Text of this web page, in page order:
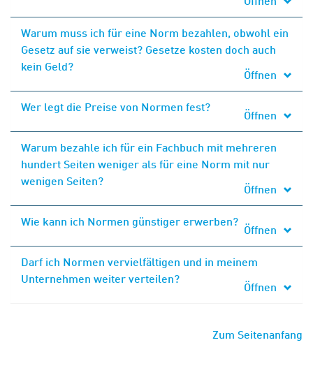
Warum muss ich für eine Norm bezahlen, obwohl ein
Gesetz auf sie verweist? Gesetze kosten doch auch
kein Geld?
Öffnen
Wer legt die Preise von Normen fest?
Öffnen
Warum bezahle ich für ein Fachbuch mit mehreren
hundert Seiten weniger als für eine Norm mit nur
wenigen Seiten?
Öffnen
Wie kann ich Normen günstiger erwerben?
Öffnen
Darf ich Normen vervielfältigen und in meinem
Unternehmen weiter verteilen?
Öffnen
Zum Seitenanfang